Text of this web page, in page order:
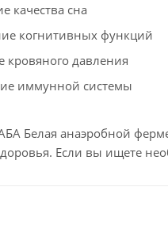
качества сна
когнитивных функций
кровяного давления
иммунной системы
Белая анаэробной
Если вы ищете